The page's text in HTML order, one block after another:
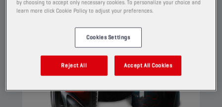
by choosing to accept only necessary cookies. To personalize your choice and
learn more click Cookie Policy to adjust your preferences.
Cookies Settings
Reject All Accept All Cookies